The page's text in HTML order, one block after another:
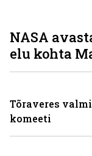
NASA
elu kohta
Tõraveres
komeeti